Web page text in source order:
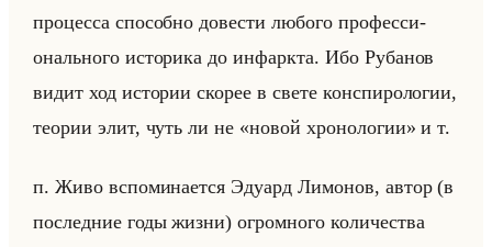
про­цес­са спо­соб­но до­ве­сти лю­бо­го про­фес­си­
онально­го ис­то­ри­ка до ин­фарк­та. Ибо Ру­ба­нов
видит ход ис­то­рии ско­рее в свете кон­спи­ро­ло­гии,
тео­рии элит, чуть ли не «новой хронологии» и т.
п. Живо вспо­ми­на­ет­ся Эду­ард Ли­мо­нов, автор (в
по­след­ние годы жизни) огром­но­го ко­ли­че­ства